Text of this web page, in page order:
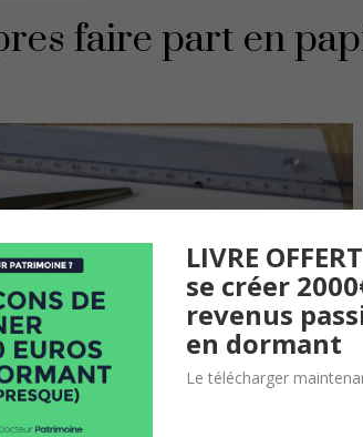
faire part en
LIVRE
se créer
revenus
en dormant
Le télécharger